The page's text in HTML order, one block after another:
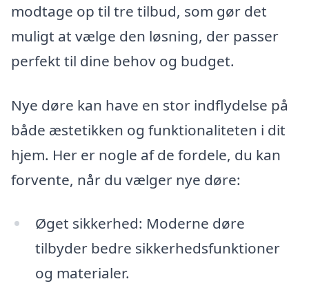
modtage op til tre tilbud, som gør det
muligt at vælge den løsning, der passer
perfekt til dine behov og budget.
Nye døre kan have en stor indflydelse på
både æstetikken og funktionaliteten i dit
hjem. Her er nogle af de fordele, du kan
forvente, når du vælger nye døre:
Øget sikkerhed: Moderne døre
tilbyder bedre sikkerhedsfunktioner
og materialer.